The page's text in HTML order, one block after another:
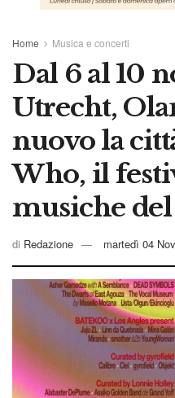
Home Musica e concerti
Dal 6 al 10
Utrecht,
nuovo la
Who, il
musiche
di Redazione martedì 04